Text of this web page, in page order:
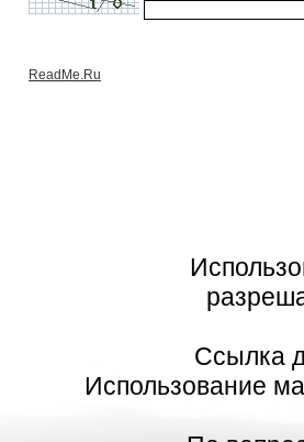
ReadMe.Ru
Ссылка
Использование